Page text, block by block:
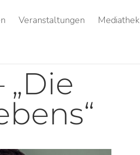
Veranstaltungen Mediathek
„Die